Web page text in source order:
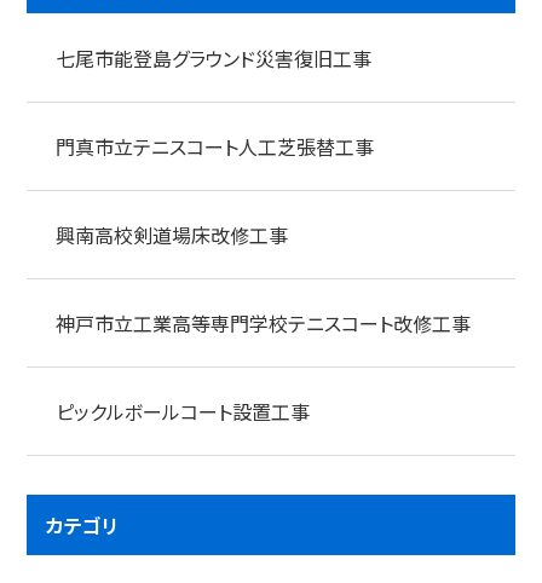
七尾市能登島グラウンド災害復旧工事
門真市立テニスコート人工芝張替工事
興南高校剣道場床改修工事
神戸市立工業高等専門学校テニスコート改修工事
ピックルボールコート設置工事
カテゴリ